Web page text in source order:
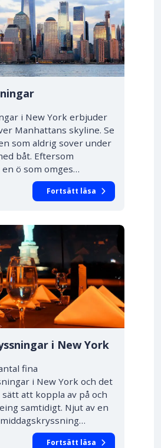
i New York erbjuder
Manhattans skyline. Se
som aldrig sover under
båt. Eftersom
ö som omges…
Fortsätt läsa
i New York
fina
i New York och det
att koppla av på och
samtidigt. Njut av en
Fortsätt läsa